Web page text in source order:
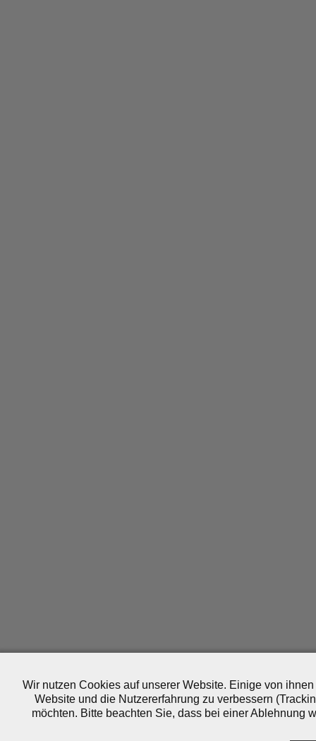
Wir nutzen Cookies auf unserer Website. Einige von
Website und die Nutzererfahrung zu verbessern
möchten. Bitte beachten Sie, dass bei einer Ablehnung